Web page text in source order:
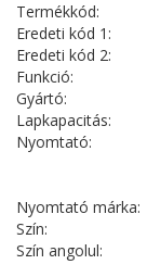
Termékkód:
Eredeti kód 1:
Eredeti kód 2:
Funkció:
Gyártó:
Lapkapacitás:
Nyomtató:
Nyomtató márka:
Szín:
Szín angolul: